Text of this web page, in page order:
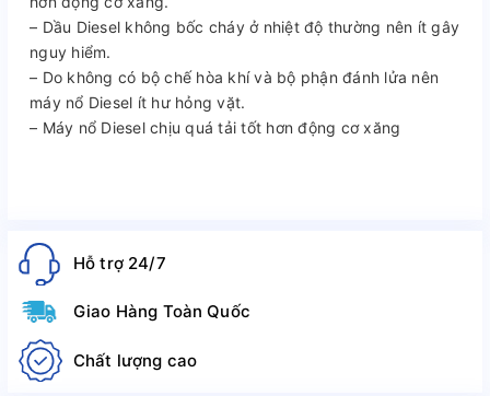
– Dầu Diesel không bốc cháy ở nhiệt độ thường nên ít gây
nguy hiểm.
– Do không có bộ chế hòa khí và bộ phận đánh lửa nên
máy nổ Diesel ít hư hỏng vặt.
– Máy nổ Diesel chịu quá tải tốt hơn động cơ xăng
Hỗ trợ 24/7
Giao Hàng Toàn Quốc
Chất lượng cao